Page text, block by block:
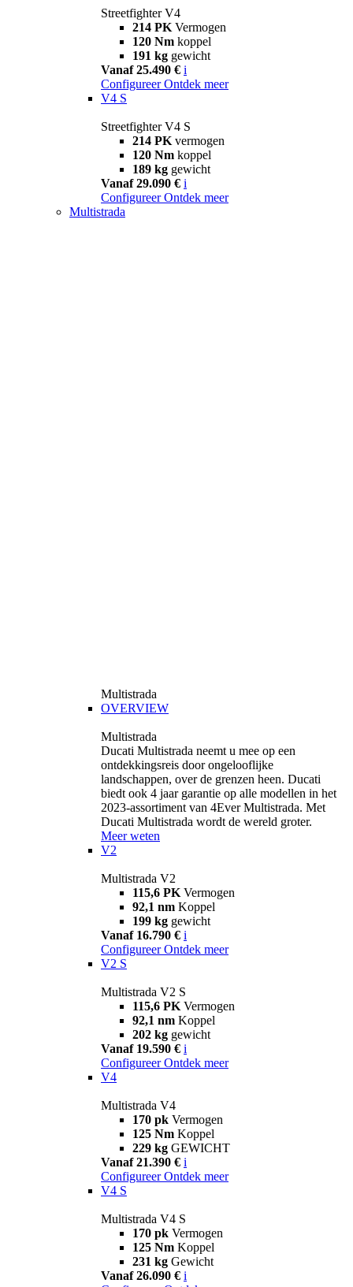
Streetfighter V4
214 PK Vermogen
120 Nm koppel
191 kg gewicht
Vanaf 25.490 € i
Configureer Ontdek meer
V4 S
Streetfighter V4 S
214 PK vermogen
120 Nm koppel
189 kg gewicht
Vanaf 29.090 € i
Configureer Ontdek meer
Multistrada
Multistrada
OVERVIEW
Multistrada
Ducati Multistrada neemt u mee op een
ontdekkingsreis door ongelooflijke
landschappen, over de grenzen heen. Ducati
biedt ook 4 jaar garantie op alle modellen in het
2023-assortiment van 4Ever Multistrada. Met
Ducati Multistrada wordt de wereld groter.
Meer weten
V2
Multistrada V2
115,6 PK Vermogen
92,1 nm Koppel
199 kg gewicht
Vanaf 16.790 € i
Configureer Ontdek meer
V2 S
Multistrada V2 S
115,6 PK Vermogen
92,1 nm Koppel
202 kg gewicht
Vanaf 19.590 € i
Configureer Ontdek meer
V4
Multistrada V4
170 pk Vermogen
125 Nm Koppel
229 kg GEWICHT
Vanaf 21.390 € i
Configureer Ontdek meer
V4 S
Multistrada V4 S
170 pk Vermogen
125 Nm Koppel
231 kg Gewicht
Vanaf 26.090 € i